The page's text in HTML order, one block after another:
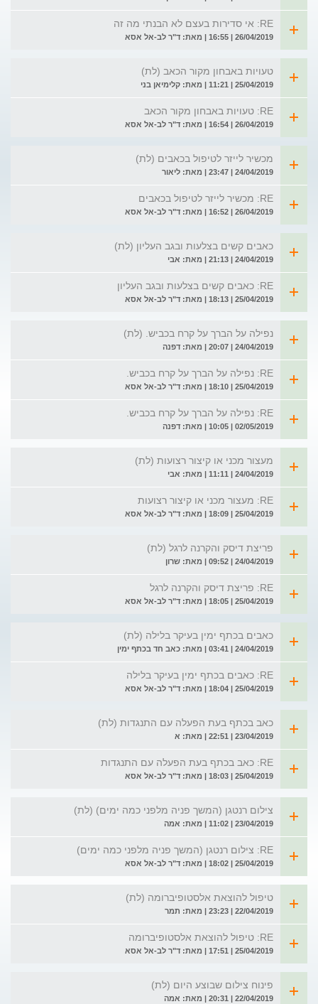
RE: אי סדירות בעצם לא הבנתי מה זה
26/04/2019 | 16:55 | מאת: ד"ר לב-אל אסא
טעויות באבחון מקור הכאב (לת)
25/04/2019 | 11:21 | מאת: קלימיאן בני
RE: טעויות באבחון מקור הכאב
26/04/2019 | 16:54 | מאת: ד"ר לב-אל אסא
מכשיר לייזר לטיפול בכאבים (לת)
24/04/2019 | 23:47 | מאת: ליאור
RE: מכשיר לייזר לטיפול בכאבים
26/04/2019 | 16:52 | מאת: ד"ר לב-אל אסא
כאבים קשים בצלעות ובגב העליון (לת)
24/04/2019 | 21:13 | מאת: אבי
RE: כאבים קשים בצלעות ובגב העליון
25/04/2019 | 18:13 | מאת: ד"ר לב-אל אסא
נפילה על הברך על קרח בכביש. (לת)
24/04/2019 | 20:07 | מאת: דפנה
RE: נפילה על הברך על קרח בכביש.
25/04/2019 | 18:10 | מאת: ד"ר לב-אל אסא
RE: נפילה על הברך על קרח בכביש.
02/05/2019 | 10:05 | מאת: דפנה
מעצור מכני או קיצור רצועות (לת)
24/04/2019 | 11:11 | מאת: אבי
RE: מעצור מכני או קיצור רצועות
25/04/2019 | 18:09 | מאת: ד"ר לב-אל אסא
פריצת דיסק והקרנה לרגל (לת)
24/04/2019 | 09:52 | מאת: שרון
RE: פריצת דיסק והקרנה לרגל
25/04/2019 | 18:05 | מאת: ד"ר לב-אל אסא
כאבים בכתף ימין בעיקר בלילה (לת)
24/04/2019 | 03:41 | מאת: כאב חד בכתף ימין
RE: כאבים בכתף ימין בעיקר בלילה
25/04/2019 | 18:04 | מאת: ד"ר לב-אל אסא
כאב בכתף בעת הפעלה עם התנגדות (לת)
23/04/2019 | 22:51 | מאת: א
RE: כאב בכתף בעת הפעלה עם התנגדות
25/04/2019 | 18:03 | מאת: ד"ר לב-אל אסא
צילום רנטגן (המשך פניה מלפני כמה ימים) (לת)
23/04/2019 | 11:02 | מאת: אמה
RE: צילום רנטגן (המשך פניה מלפני כמה ימים)
25/04/2019 | 18:02 | מאת: ד"ר לב-אל אסא
טיפול להוצאת אלסטופיברומה (לת)
22/04/2019 | 23:23 | מאת: תמר
RE: טיפול להוצאת אלסטופיברומה
25/04/2019 | 17:51 | מאת: ד"ר לב-אל אסא
פינוח צילום שבוצע היום (לת)
22/04/2019 | 20:31 | מאת: אמה